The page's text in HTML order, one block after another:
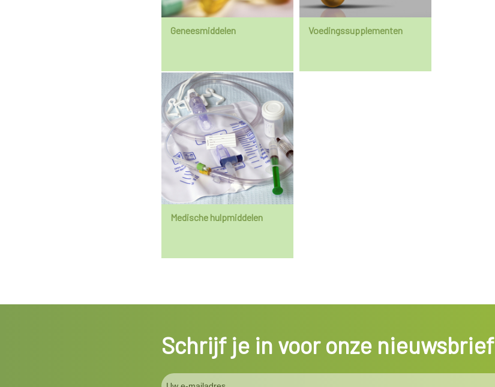
Geneesmiddelen Voedingssupplementen
Medische hulpmiddelen
Schrijf je in voor onze nieuwsbrief